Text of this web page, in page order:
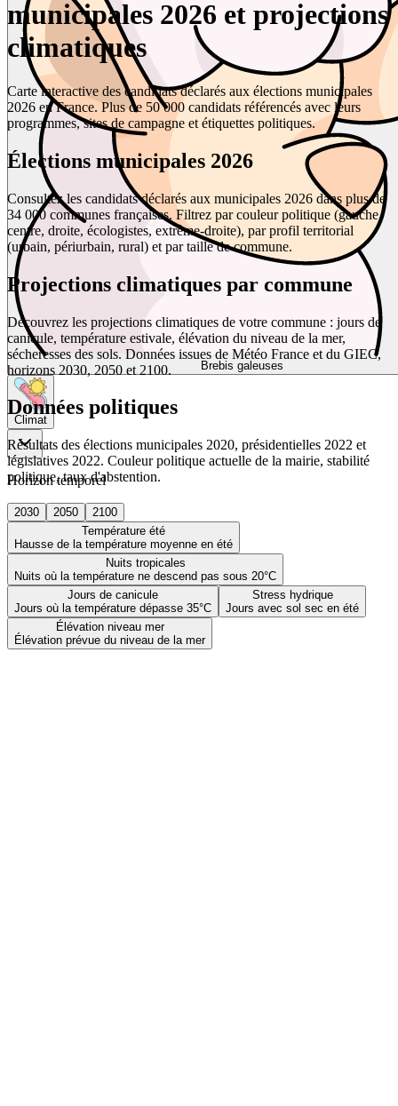
Brebis galeuses
Climat
Horizon temporel
2030 2050
2100
Température été
Hausse de la température moyenne en été
Nuits tropicales
Nuits où la température ne descend pas sous 20°C
Jours de canicule
Jours où la température dépasse 35°C
Stress hydrique
Jours avec sol sec en été
Élévation niveau mer
Élévation prévue du niveau de la mer
municipales 2026 et projections
climatiques
Carte interactive des candidats déclarés aux élections municipales
2026 en France. Plus de 50 000 candidats référencés avec leurs
programmes, sites de campagne et étiquettes politiques.
Élections municipales 2026
Consultez les candidats déclarés aux municipales 2026 dans plus de
34 000 communes françaises. Filtrez par couleur politique (gauche,
centre, droite, écologistes, extrême-droite), par profil territorial
(urbain, périurbain, rural) et par taille de commune.
Projections climatiques par commune
Découvrez les projections climatiques de votre commune : jours de
canicule, température estivale, élévation du niveau de la mer,
sécheresses des sols. Données issues de Météo France et du GIEC,
horizons 2030, 2050 et 2100.
Données politiques
Résultats des élections municipales 2020, présidentielles 2022 et
législatives 2022. Couleur politique actuelle de la mairie, stabilité
politique, taux d'abstention.